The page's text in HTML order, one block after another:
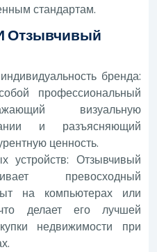
стандартам.
Отзывчивый
бренда:
профессиональный
визуальную
и разъясняющий
ценность.
устройств: Отзывчивый
превосходный
на компьютерах или
что делает его лучшей
недвижимости при